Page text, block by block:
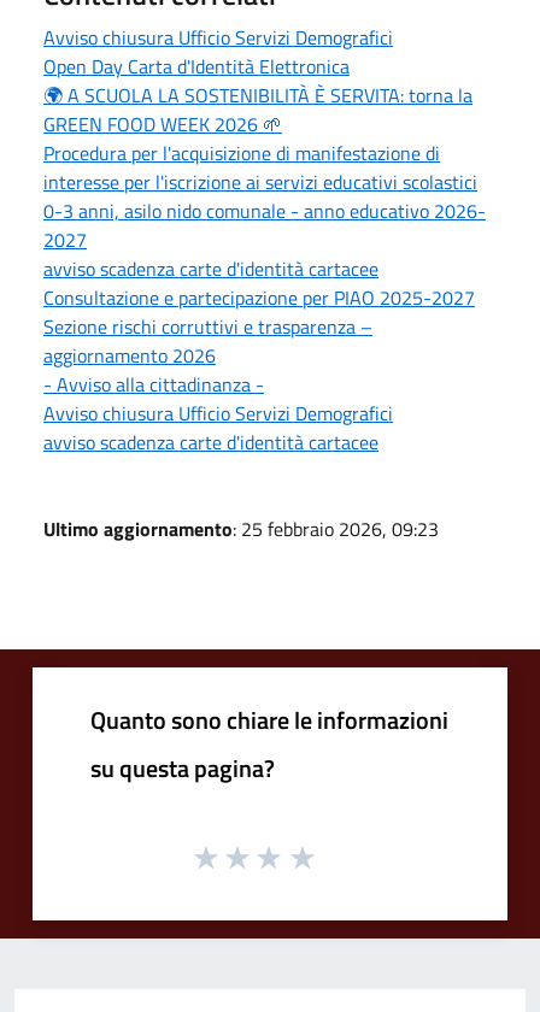
Avviso chiusura Ufficio Servizi Demografici
Open Day Carta d'Identità Elettronica
🌍 A SCUOLA LA SOSTENIBILITÀ È SERVITA: torna la
GREEN FOOD WEEK 2026 🌱
Procedura per l'acquisizione di manifestazione di
interesse per l'iscrizione ai servizi educativi scolastici
0-3 anni, asilo nido comunale - anno educativo 2026-
2027
avviso scadenza carte d'identità cartacee
Consultazione e partecipazione per PIAO 2025-2027
Sezione rischi corruttivi e trasparenza –
aggiornamento 2026
- Avviso alla cittadinanza -
Avviso chiusura Ufficio Servizi Demografici
avviso scadenza carte d'identità cartacee
Ultimo aggiornamento: 25 febbraio 2026, 09:23
Quanto sono chiare le informazioni
su questa pagina?